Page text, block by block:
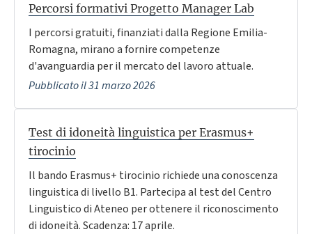
Percorsi formativi Progetto Manager Lab
I percorsi gratuiti, finanziati dalla Regione Emilia-
Romagna, mirano a fornire competenze
d'avanguardia per il mercato del lavoro attuale.
Pubblicato il 31 marzo 2026
Test di idoneità linguistica per Erasmus+
tirocinio
Il bando Erasmus+ tirocinio richiede una conoscenza
linguistica di livello B1. Partecipa al test del Centro
Linguistico di Ateneo per ottenere il riconoscimento
di idoneità. Scadenza: 17 aprile.